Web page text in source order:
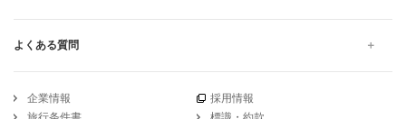
よくある質問
企業情報
採用情報